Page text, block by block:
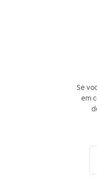
Se
em